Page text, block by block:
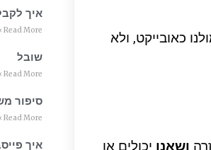
כאובייקט, ולא
ושאנו יכולים או
איך
Read More »
שובל
Read More »
סיפור
Read More »
איך